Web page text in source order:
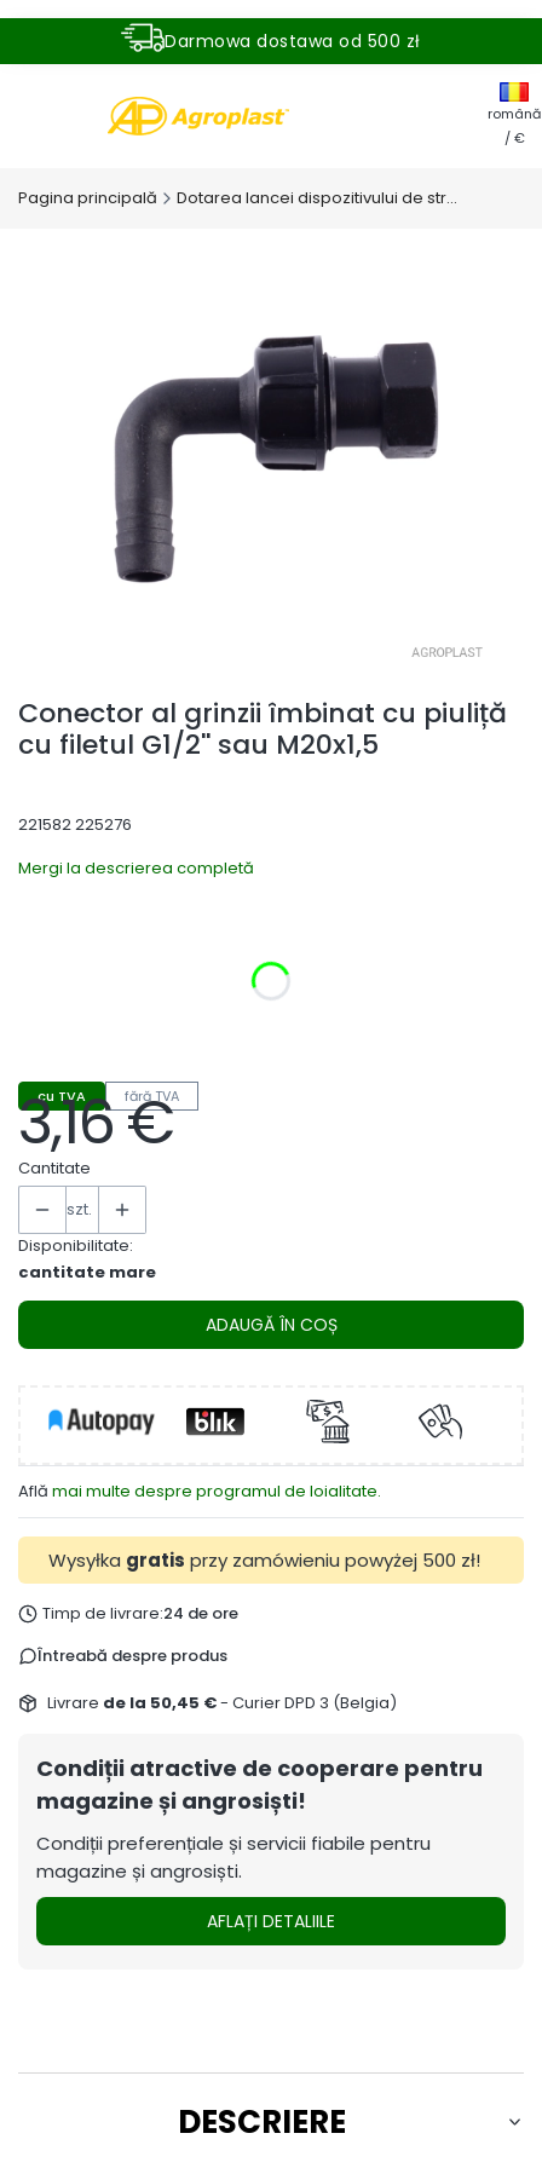
Darmowa dostawa od 500 zł
română
/ €
Pagina principală Dotarea lancei dispozitivului de stropire
Conector al grinzii îmbinat cu piuliță
cu filetul G1/2'' sau M20x1,5
221582 225276
Mergi la descrierea completă
cu TVA fără TVA
Preț
3,16 €
Cantitate
szt.
Disponibilitate:
cantitate mare
ADAUGĂ ÎN COȘ
Află mai multe despre programul de loialitate.
Wysyłka gratis przy zamówieniu powyżej 500 zł!
Timp de livrare:24 de ore
Întreabă despre produs
Livrare de la 50,45 €- Curier DPD 3 (Belgia)
Condiții atractive de cooperare pentru
magazine și angrosiști!
Condiții preferențiale și servicii fiabile pentru
magazine și angrosiști.
AFLAȚI DETALIILE
DESCRIERE